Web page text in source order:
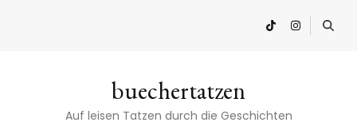
buechertatzen
Auf leisen Tatzen durch die Geschichten